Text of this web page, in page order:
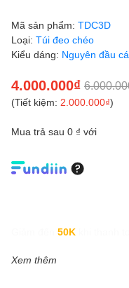
Mã sản phẩm: TDC3D
Loại: Túi đeo chéo
Kiểu dáng: Nguyên đầu
4.000.000₫
(Tiết kiệm: 2.000.000₫)
Mua trả sau 0 ₫ với
50K
Xem thêm